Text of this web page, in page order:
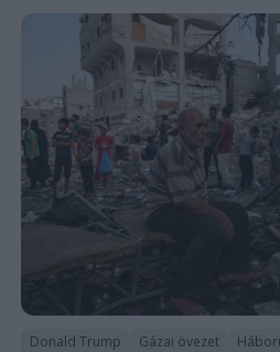
Donald Trump Gázai övezet